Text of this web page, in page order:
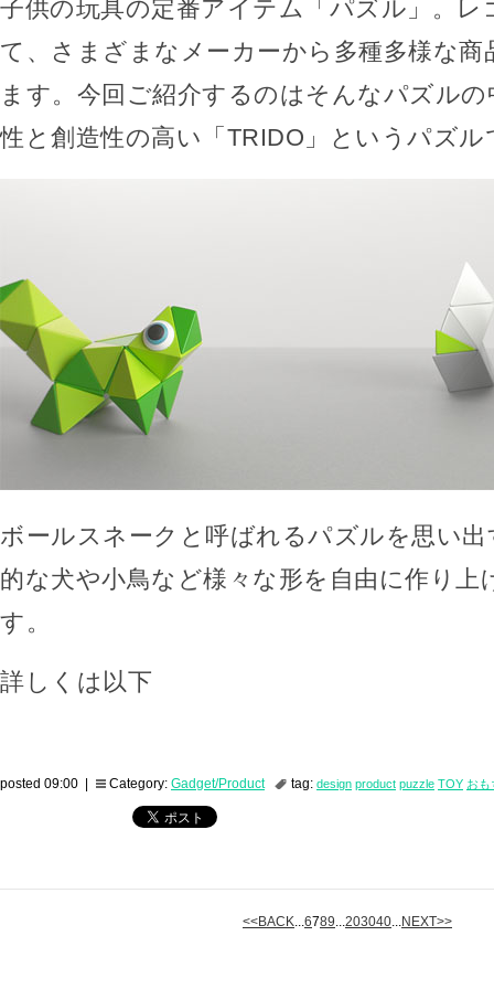
子供の玩具の定番アイテム「パズル」。レ
て、さまざまなメーカーから多種多様な商
ます。今回ご紹介するのはそんなパズル
性と創造性の高い「TRIDO」というパズル
ボールスネークと呼ばれるパズルを思い
的な犬や小鳥など様々な形を自由に作り上
す。
詳しくは以下
posted 09:00 | Category: Gadget/Product tag: design product puzzle TOY おも
<<BACK...6789...203040...NEXT>>